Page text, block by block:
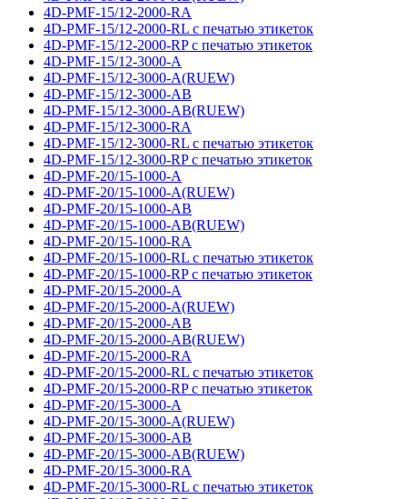
4D-PMF-15/12-2000-RA
4D-PMF-15/12-2000-RL с печатью этикеток
4D-PMF-15/12-2000-RP с печатью этикеток
4D-PMF-15/12-3000-A
4D-PMF-15/12-3000-A(RUEW)
4D-PMF-15/12-3000-AB
4D-PMF-15/12-3000-AB(RUEW)
4D-PMF-15/12-3000-RA
4D-PMF-15/12-3000-RL с печатью этикеток
4D-PMF-15/12-3000-RP с печатью этикеток
4D-PMF-20/15-1000-A
4D-PMF-20/15-1000-A(RUEW)
4D-PMF-20/15-1000-AB
4D-PMF-20/15-1000-AB(RUEW)
4D-PMF-20/15-1000-RA
4D-PMF-20/15-1000-RL с печатью этикеток
4D-PMF-20/15-1000-RP с печатью этикеток
4D-PMF-20/15-2000-A
4D-PMF-20/15-2000-A(RUEW)
4D-PMF-20/15-2000-AB
4D-PMF-20/15-2000-AB(RUEW)
4D-PMF-20/15-2000-RA
4D-PMF-20/15-2000-RL с печатью этикеток
4D-PMF-20/15-2000-RP с печатью этикеток
4D-PMF-20/15-3000-A
4D-PMF-20/15-3000-A(RUEW)
4D-PMF-20/15-3000-AB
4D-PMF-20/15-3000-AB(RUEW)
4D-PMF-20/15-3000-RA
4D-PMF-20/15-3000-RL с печатью этикеток